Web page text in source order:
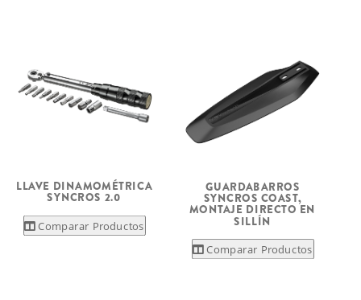
LLAVE DINAMOMÉTRICA
SYNCROS 2.0
Comparar Productos
GUARDABARROS
SYNCROS COAST,
MONTAJE DIRECTO EN
SILLÍN
Comparar Productos